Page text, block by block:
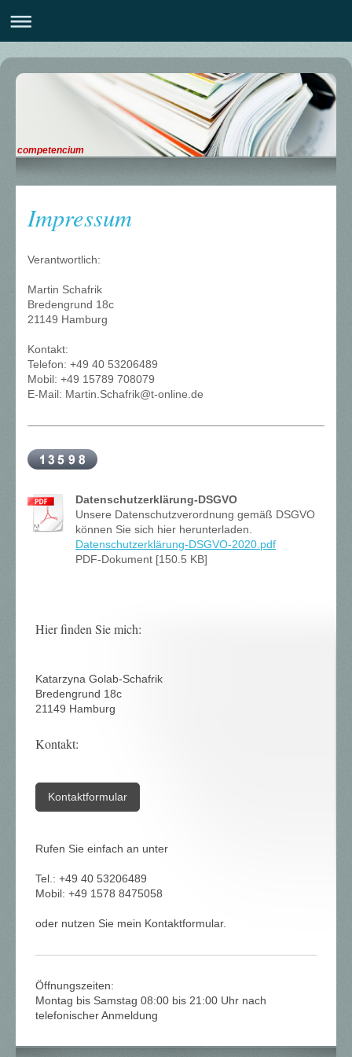
competencium
Impressum
Verantwortlich:
Martin Schafrik
Bredengrund 18c
21149 Hamburg
Kontakt:
Telefon: +49 40 53206489
Mobil: +49 15789 708079
E-Mail: Martin.Schafrik@t-online.de
Datenschutzerklärung-DSGVO
Unsere Datenschutzverordnung gemäß DSGVO
können Sie sich hier herunterladen.
Datenschutzerklärung-DSGVO-2020.pdf
PDF-Dokument [150.5 KB]
Hier finden Sie mich:
Katarzyna Golab-Schafrik
Bredengrund 18c
21149 Hamburg
Kontakt:
Kontaktformular
Rufen Sie einfach an unter
Tel.: +49 40 53206489
Mobil: +49 1578 8475058
oder nutzen Sie mein Kontaktformular.
Öffnungszeiten:
Montag bis Samstag 08:00 bis 21:00 Uhr nach
telefonischer Anmeldung